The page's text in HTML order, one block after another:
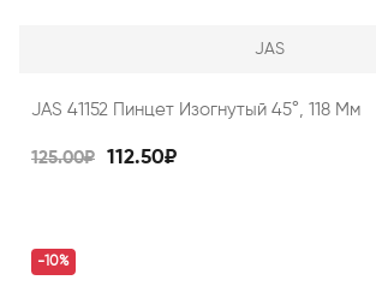
JAS
JAS 41152 Пинцет Изогнутый 45°, 118 Мм
125.00₽ 112.50₽
-10%